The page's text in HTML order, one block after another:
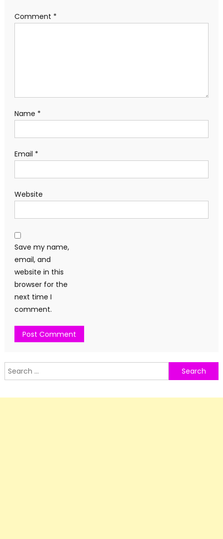
Comment *
Name *
Email *
Website
Save my name,
email, and
website in this
browser for the
next time I
comment.
Search
for: